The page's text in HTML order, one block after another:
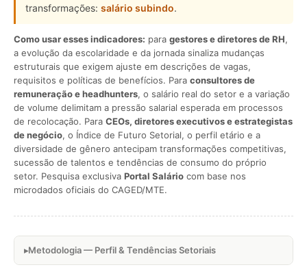
transformações: salário subindo.
Como usar esses indicadores: para gestores e diretores de RH,
a evolução da escolaridade e da jornada sinaliza mudanças
estruturais que exigem ajuste em descrições de vagas,
requisitos e políticas de benefícios. Para consultores de
remuneração e headhunters, o salário real do setor e a variação
de volume delimitam a pressão salarial esperada em processos
de recolocação. Para CEOs, diretores executivos e estrategistas
de negócio, o Índice de Futuro Setorial, o perfil etário e a
diversidade de gênero antecipam transformações competitivas,
sucessão de talentos e tendências de consumo do próprio
setor. Pesquisa exclusiva Portal Salário com base nos
microdados oficiais do CAGED/MTE.
Metodologia — Perfil & Tendências Setoriais